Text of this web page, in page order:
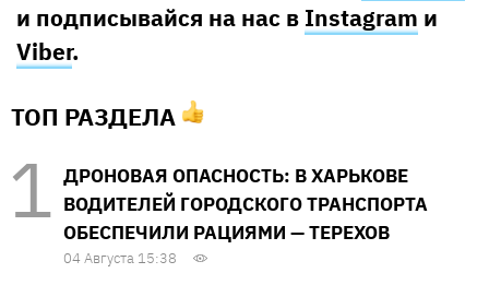
и подписывайся на нас в Instagram и
Viber.
ТОП РАЗДЕЛА
ДРОНОВАЯ ОПАСНОСТЬ: В ХАРЬКОВЕ
ВОДИТЕЛЕЙ ГОРОДСКОГО ТРАНСПОРТА
ОБЕСПЕЧИЛИ РАЦИЯМИ — ТЕРЕХОВ
04 Августа 15:38